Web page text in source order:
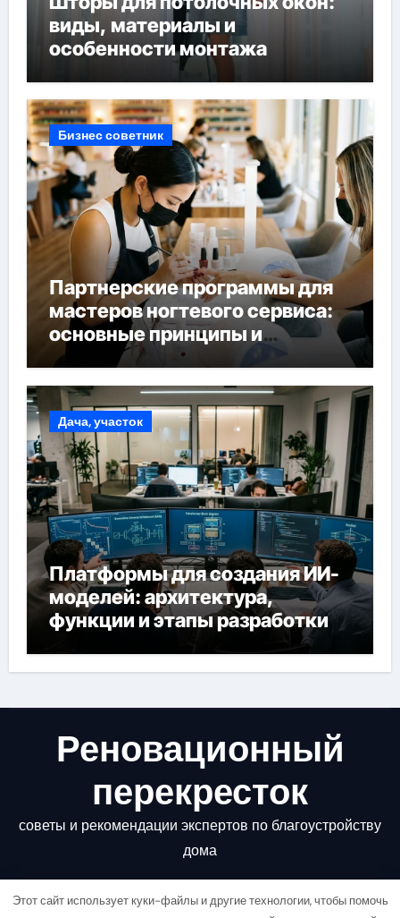
виды, материалы и
особенности монтажа
Бизнес советник
Партнерские программы для
мастеров ногтевого сервиса:
основные принципы и
форматы участия
Дача, участок
Платформы для создания ИИ-
моделей: архитектура,
функции и этапы разработки
Реновационный
перекресток
советы и рекомендации экспертов по благоустройству
дома
Этот сайт использует куки-файлы и другие технологии, чтобы помочь